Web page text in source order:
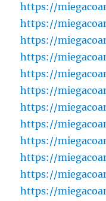
https://
https://
https://
https://
https://
https://
https://
https://
https://
https://
https://
https://